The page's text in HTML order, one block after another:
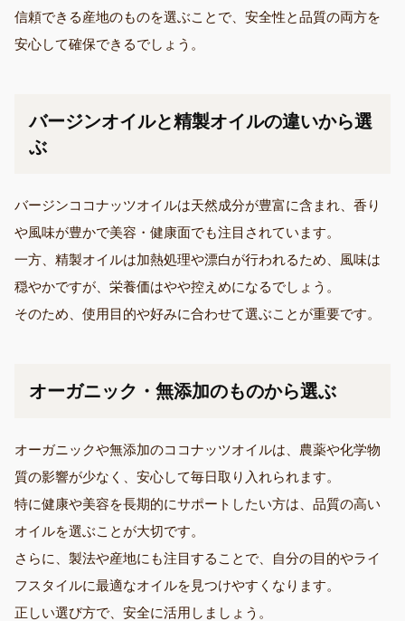
信頼できる産地のものを選ぶことで、安全性と品質の両方を
安心して確保できるでしょう。
バージンオイルと精製オイルの違いから選
ぶ
バージンココナッツオイルは天然成分が豊富に含まれ、香り
や風味が豊かで美容・健康面でも注目されています。
一方、精製オイルは加熱処理や漂白が行われるため、風味は
穏やかですが、栄養価はやや控えめになるでしょう。
そのため、使用目的や好みに合わせて選ぶことが重要です。
オーガニック・無添加のものから選ぶ
オーガニックや無添加のココナッツオイルは、農薬や化学物
質の影響が少なく、安心して毎日取り入れられます。
特に健康や美容を長期的にサポートしたい方は、品質の高い
オイルを選ぶことが大切です。
さらに、製法や産地にも注目することで、自分の目的やライ
フスタイルに最適なオイルを見つけやすくなります。
正しい選び方で、安全に活用しましょう。